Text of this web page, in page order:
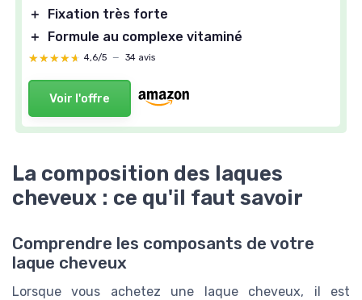
＋
Fixation très forte
＋
Formule au complexe vitaminé
★★★★★
★★★★★ 4,6/5 — 34 avis
Voir l'offre
La composition des laques
cheveux : ce qu'il faut savoir
Comprendre les composants de votre
laque cheveux
Lorsque vous achetez une laque cheveux, il est